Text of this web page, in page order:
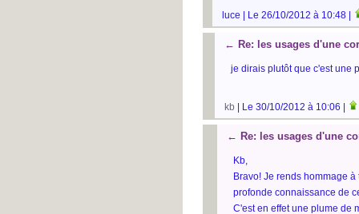
luce | Le 26/10/2012 à 10:48 |
← Re: les usages d'une
je dirais plutôt que c'est une
kb | Le 30/10/2012 à 10:06 |
← Re: les usages d'une
Kb,
Bravo! Je rends hommage
profonde connaissance de
C'est en effet une plume de